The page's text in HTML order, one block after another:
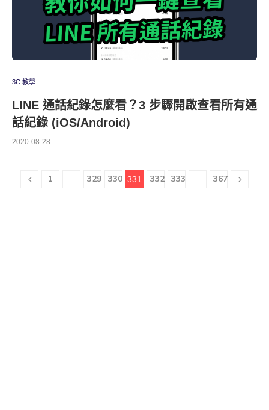
3C 教學
LINE 通話紀錄怎麼看？3 步驟開啟查看所有通
話紀錄 (iOS/Android)
2020-08-28
1 329 330 331 332 333 367